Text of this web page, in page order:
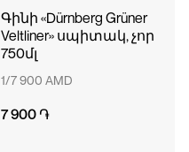
Գինի «Dürnberg Grüner
Veltliner» սպիտակ, չոր
750մլ
1/7 900 AMD
7 900 ֏